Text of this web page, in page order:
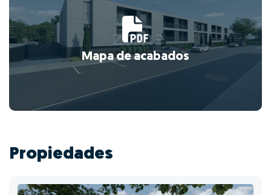
Mapa de acabados
Propiedades